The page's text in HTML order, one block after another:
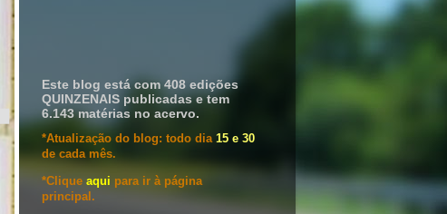
Este blog está com 408 edições
QUINZENAIS publicadas e tem
6.143 matérias no acervo.
*Atualização do blog: todo dia 15 e 30
de cada mês.
*Clique aqui para ir à página
principal.